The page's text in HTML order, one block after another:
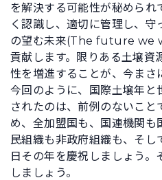
を解決する可能性が秘められ
く認識し、適切に管理し、守
の望む未来(The future we
貢献します。限りある土壌資
性を増進することが、今まさ
今回のように、国際土壌年と
されたのは、前例のないこと
め、全加盟国も、国連機関
民組織も非政府組織も、そし
日その年を慶祝しましょう。
しましょう。